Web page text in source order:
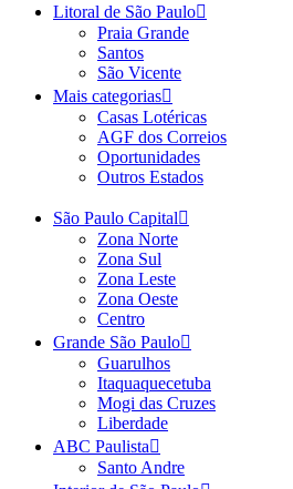
Litoral de São Paulo
Praia Grande
Santos
São Vicente
Mais categorias
Casas Lotéricas
AGF dos Correios
Oportunidades
Outros Estados
São Paulo Capital
Zona Norte
Zona Sul
Zona Leste
Zona Oeste
Centro
Grande São Paulo
Guarulhos
Itaquaquecetuba
Mogi das Cruzes
Liberdade
ABC Paulista
Santo Andre